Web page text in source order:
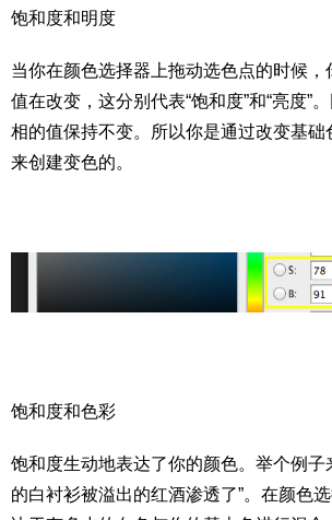
饱和度和明度
当你在颜色选择器上拖动选色点的时候，
值在改变，这分别代表“饱和度”和“亮度”
相的值保持不变。所以你是通过改变基础
来创建变色的。
饱和度和色彩
饱和度生动地表达了你的颜色。举个例子
的白衬衫被溢出的红酒渗透了”。在颜色